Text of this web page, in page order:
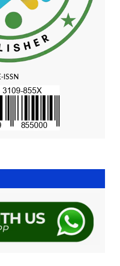
ISSN